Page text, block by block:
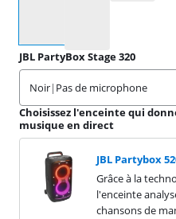
JBL PartyBox Stage 320
Noir| Pas de microphone
Choisissez l'enceinte qui
musique en direct
JBL Partybox
Grâce à la
l'enceinte
chansons de